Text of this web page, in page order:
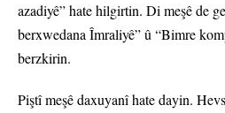
azadiyê” hate hilgirtin. Di meşê de
berxwedana Îmraliyê” û “Bimre
berzkirin.
Piştî meşê daxuyanî hate dayin.